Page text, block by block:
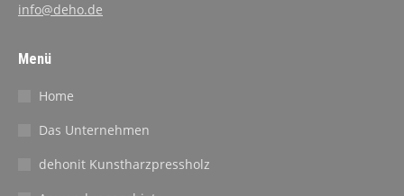
info@deho.de
Menü
Home
Das Unternehmen
dehonit Kunstharzpressholz